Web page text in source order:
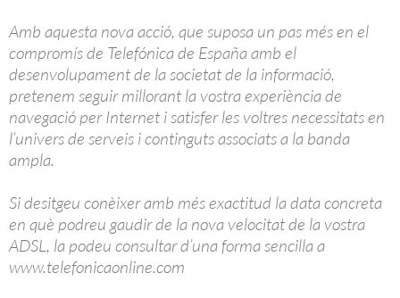
Amb aquesta nova acció, que suposa un pas més en el
compromís de Telefónica de España amb el
desenvolupament de la societat de la informació,
pretenem seguir millorant la vostra experiència de
navegació per Internet i satisfer les voltres necessitats en
l’univers de serveis i continguts associats a la banda
ampla.
Si desitgeu conèixer amb més exactitud la data concreta
en què podreu gaudir de la nova velocitat de la vostra
ADSL, la podeu consultar d’una forma sencilla a
www.telefonicaonline.com